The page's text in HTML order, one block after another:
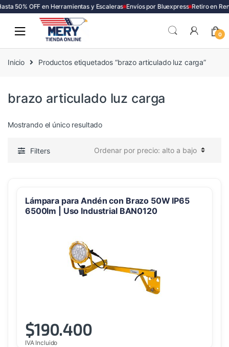
50% OFF en Herramientas y Escaleras Envíos por Bluexpress Retiro en
0
Inicio Productos etiquetados “brazo articulado luz carga”
brazo articulado luz carga
Mostrando el único resultado
Filters
Lámpara para Andén con Brazo 50W IP65
6500lm | Uso Industrial BAN0120
$190.400
IVA Incluido